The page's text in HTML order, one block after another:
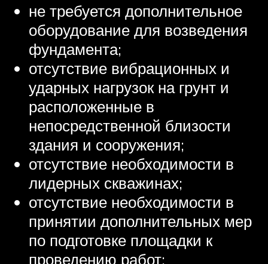
не требуется дополнительное
оборудование для возведения
фундамента;
отсутствие вибрационных и
ударных нагрузок на грунт и
расположенные в
непосредственной близости
здания и сооружения;
отсутствие необходимости в
лидерных скважинах;
отсутствие необходимости в
принятии дополнительных мер
по подготовке площадки к
проведению работ;